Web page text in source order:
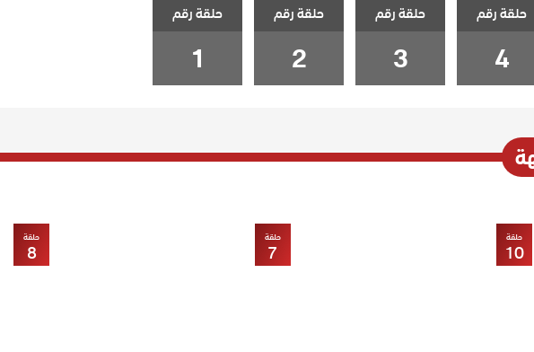
حلقة رقم
4
حلقة رقم
3
حلقة رقم
2
حلقة رقم
1
حلقة
10
حلقة
7
حلقة
8